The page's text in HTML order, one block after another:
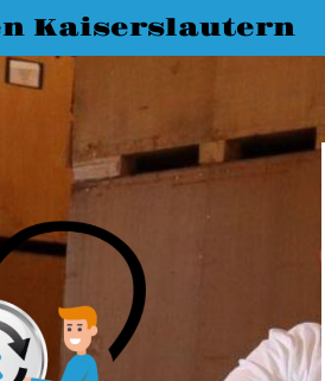
Kaiserslautern